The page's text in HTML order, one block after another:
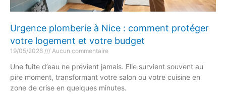
Urgence plomberie à Nice : comment protéger
votre logement et votre budget
19/05/2026 Aucun commentaire
Une fuite d’eau ne prévient jamais. Elle survient souvent au
pire moment, transformant votre salon ou votre cuisine en
zone de crise en quelques minutes.